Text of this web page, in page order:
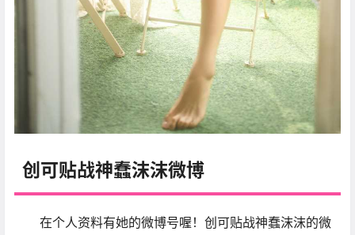
创可贴战神蠢沫沫微博
在个人资料有她的微博号喔！创可贴战神蠢沫沫的微